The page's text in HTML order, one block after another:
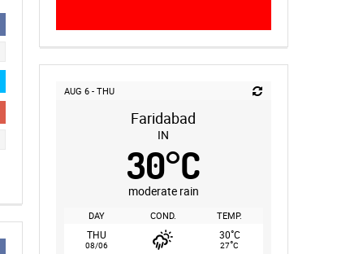
AUG 6 - THU
Faridabad
IN
30°C
moderate rain
DAY COND. TEMP.
THU
08/06
30°C
27°C